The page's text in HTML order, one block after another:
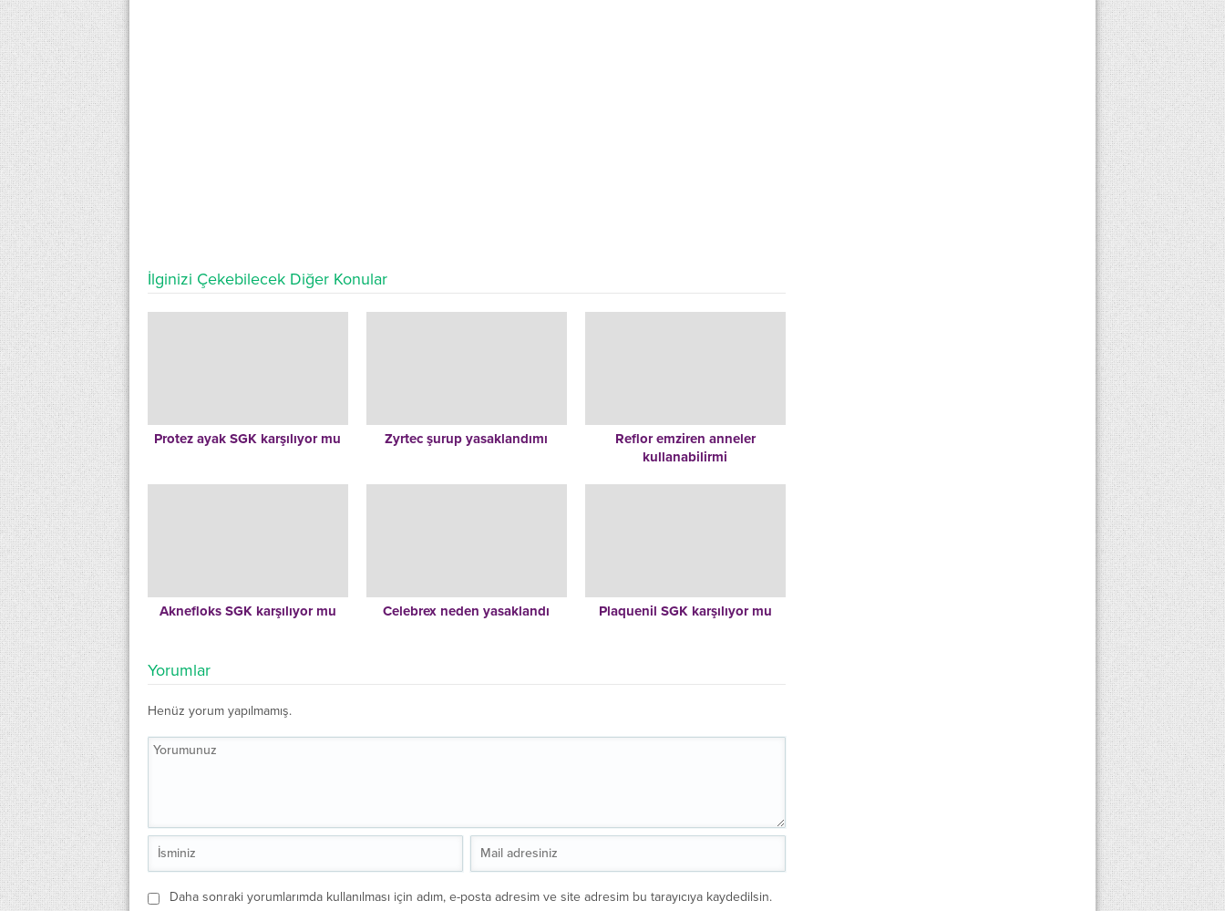
İlginizi Çekebilecek Diğer Konular
Protez ayak SGK karşılıyor mu Zyrtec şurup yasaklandımı
Reflor emziren anneler
kullanabilirmi
Aknefloks SGK karşılıyor mu Celebrex neden yasaklandı Plaquenil SGK karşılıyor mu
Yorumlar
Henüz yorum yapılmamış.
Daha sonraki yorumlarımda kullanılması için adım, e-posta adresim ve site adresim bu tarayıcıya kaydedilsin.